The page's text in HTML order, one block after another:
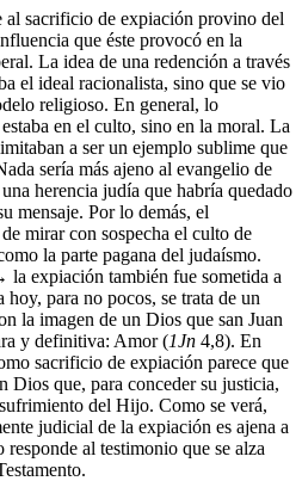
al sacrificio de expiación provino del
que éste provocó en la
La idea de una redención a través
el ideal racionalista, sino que se vio
religioso. En general, lo
en el culto, sino en la moral. La
a ser un ejemplo sublime que
sería más ajeno al evangelio de
herencia judía que habría quedado
mensaje. Por lo demás, el
mirar con sospecha el culto de
la parte pagana del judaísmo.
la expiación también fue sometida a
hoy, para no pocos, se trata de un
la imagen de un Dios que san Juan
y definitiva: Amor (1Jn 4,8). En
sacrificio de expiación parece que
Dios que, para conceder su justicia,
del Hijo. Como se verá,
judicial de la expiación es ajena a
al testimonio que se alza